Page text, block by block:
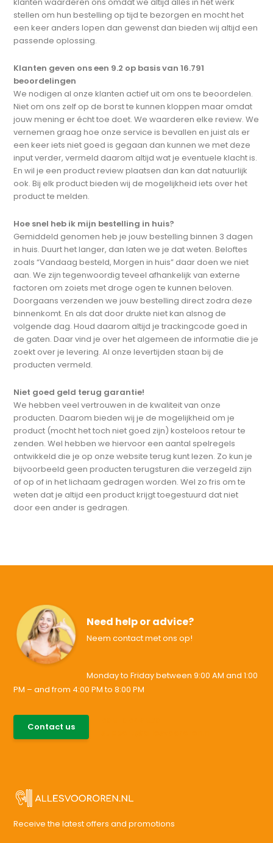
stellen om hun bestelling op tijd te bezorgen en mocht het
een keer anders lopen dan gewenst dan bieden wij altijd een
passende oplossing.
Klanten geven ons een 9.2 op basis van 16.791
beoordelingen
We nodigen al onze klanten actief uit om ons te beoordelen.
Niet om ons zelf op de borst te kunnen kloppen maar omdat
jouw mening er écht toe doet. We waarderen elke review. We
vernemen graag hoe onze service is bevallen en juist als er
een keer iets niet goed is gegaan dan kunnen we met deze
input verder, vermeld daarom altijd wat je eventuele klacht is.
En wil je een product review plaatsen dan kan dat natuurlijk
ook. Bij elk product bieden wij de mogelijkheid iets over het
product te melden.
Hoe snel heb ik mijn bestelling in huis?
Gemiddeld genomen heb je jouw bestelling binnen 3 dagen
in huis. Duurt het langer, dan laten we je dat weten. Beloftes
zoals “Vandaag besteld, Morgen in huis” daar doen we niet
aan. We zijn tegenwoordig teveel afhankelijk van externe
factoren om zoiets met droge ogen te kunnen beloven.
Doorgaans verzenden we jouw bestelling direct zodra deze
binnenkomt. En als dat door drukte niet kan alsnog de
volgende dag. Houd daarom altijd je trackingcode goed in
de gaten. Daar vind je over het algemeen de informatie die je
zoekt over je levering. Al onze levertijden staan bij de
producten vermeld.
Niet goed geld terug garantie!
We hebben veel vertrouwen in de kwaliteit van onze
producten. Daarom bieden wij je de mogelijkheid om je
product (mocht het toch niet goed zijn) kosteloos retour te
zenden. Wel hebben we hiervoor een aantal spelregels
ontwikkeld die je op onze website terug kunt lezen. Zo kun je
bijvoorbeeld geen producten terugsturen die verzegeld zijn
of op of in het lichaam gedragen worden. Wel zo fris om te
weten dat je altijd een product krijgt toegestuurd dat niet
door een ander is gedragen.
Need help or advice?
Neem contact met ons op!
Monday to Friday between 9:00 AM and 1:00
PM – and from 4:00 PM to 8:00 PM
Contact us
Receive the latest offers and promotions